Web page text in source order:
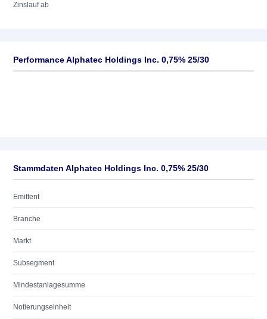
Zinslauf ab
Performance Alphatec Holdings Inc. 0,75% 25/30
Stammdaten Alphatec Holdings Inc. 0,75% 25/30
Emittent
Branche
Markt
Subsegment
Mindestanlagesumme
Notierungseinheit